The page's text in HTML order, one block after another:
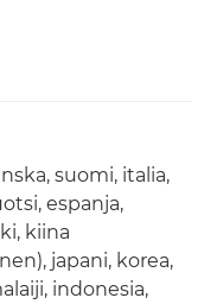
suomi, italia,
espanja,
kiina
japani, korea,
indonesia,